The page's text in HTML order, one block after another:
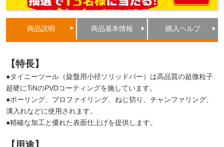
商品説明 商品基本情報 購入ヘルプ
【特長】
●タイニーツール（旋盤用小径ソリッドバー）は高品質の超微粒子
超硬にTiNのPVDコーティングを施しています。
●ボーリング、プロファイリング、ねじ切り、チャンファリング、
溝入れなどに使用されます。
●精確な加工と優れた表面仕上げを提供します。